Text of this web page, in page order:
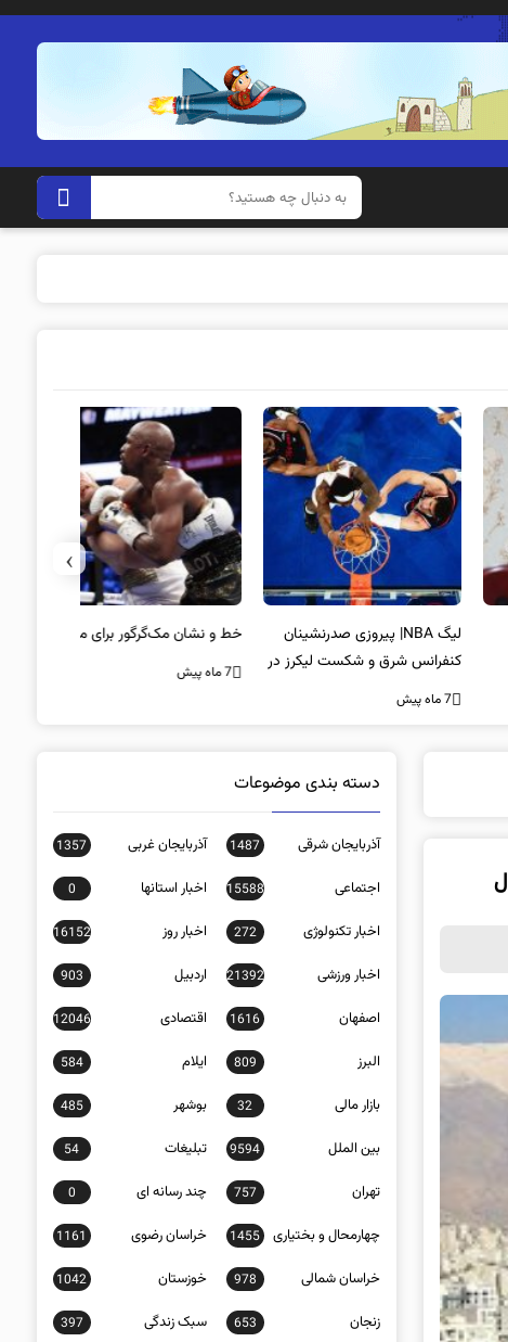
لیگ NBA| پیروزی صدرنشینان
کنفرانس شرق و شکست لیکرز در
غیاب جیمز
خط و نشان مک‌گرگور برای میودر
7 ماه پیش
›
دسته بندی موضوعات
آذربایجان شرقی 1487 آذربایجان غربی 1357
اجتماعی 15588 اخبار استانها 0
اخبار تکنولوژی 272 اخبار روز 16152
اخبار ورزشی 21392 اردبیل 903
اصفهان 1616 اقتصادی 12046
البرز 809 ایلام 584
بازار مالی 32 بوشهر 485
بین الملل 9594 تبلیغات 54
تهران 757 چند رسانه ای 0
چهارمحال و بختیاری 1455 خراسان رضوی 1161
خراسان شمالی 978 خوزستان 1042
زنجان 653 سبک زندگی 397